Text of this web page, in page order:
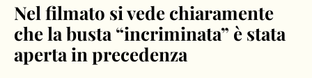
Nel filmato si vede chiaramente
che la busta “incriminata” è stata
aperta in precedenza